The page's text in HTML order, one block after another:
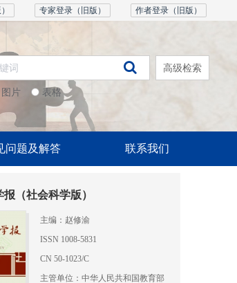
作者登录（旧版）
专家登录（旧版）
图片 表格
高级检索
问题及解答 联系我们
（社会科学版）
主编：赵修渝
ISSN 1008-5831
CN 50-1023/C
主管单位：中华人民共和国教育部